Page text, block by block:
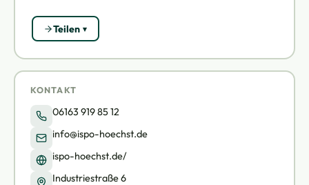
Teilen
KONTAKT
06163 919 85 12
info@ispo-hoechst.de
ispo-hoechst.de/
Industriestraße 6